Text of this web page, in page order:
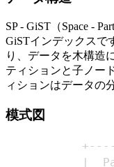
SP - GiST（Space -
GiSTインデックスで
り、データを木構造
ティションと子ノー
ィションはデータの
模式図